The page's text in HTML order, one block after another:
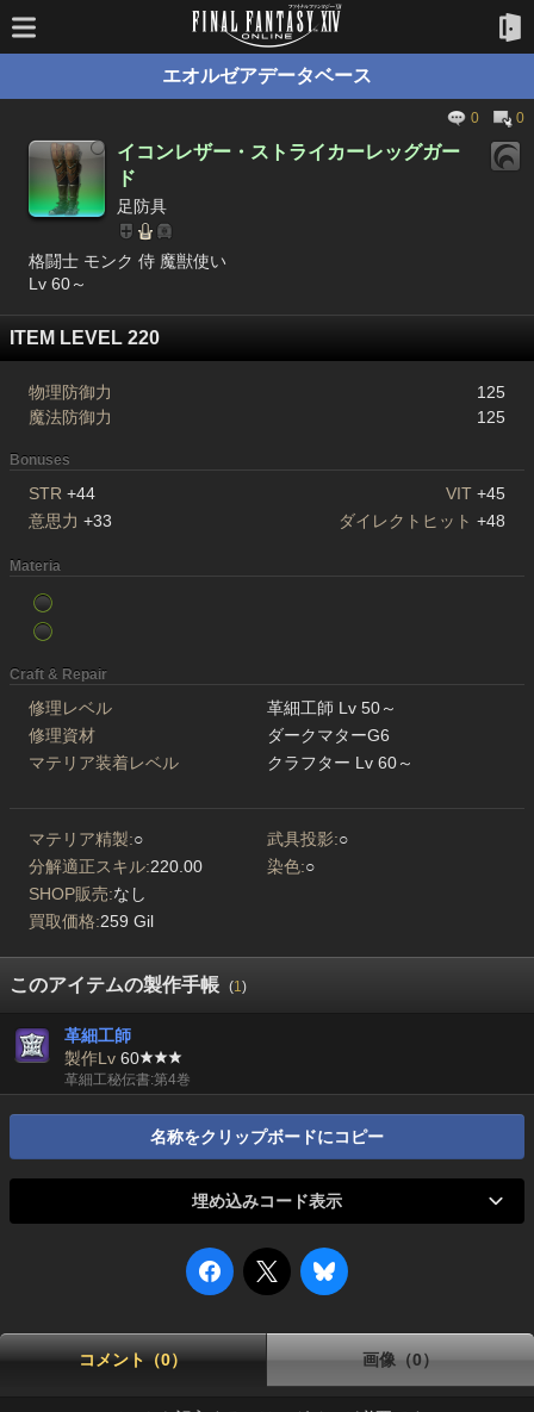
エオルゼアデータベース
0 0
イコンレザー・ストライカーレッグガー
ド
足防具
格闘士 モンク 侍 魔獣使い
Lv 60～
ITEM LEVEL 220
物理防御力
125
魔法防御力
125
Bonuses
STR +44 VIT +45
意思力 +33 ダイレクトヒット +48
Materia
Craft & Repair
修理レベル
革細工師 Lv 50～
修理資材
ダークマターG6
マテリア装着レベル
クラフター Lv 60～
マテリア精製:○ 武具投影:○
分解適正スキル:220.00 染色:○
SHOP販売:なし
買取価格:259 Gil
このアイテムの製作手帳 (1)
革細工師
製作Lv 60
革細工秘伝書:第4巻
名称をクリップボードにコピー
埋め込みコード表示
コメント（0） 画像（0）